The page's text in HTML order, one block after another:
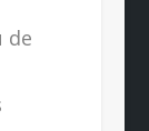
de